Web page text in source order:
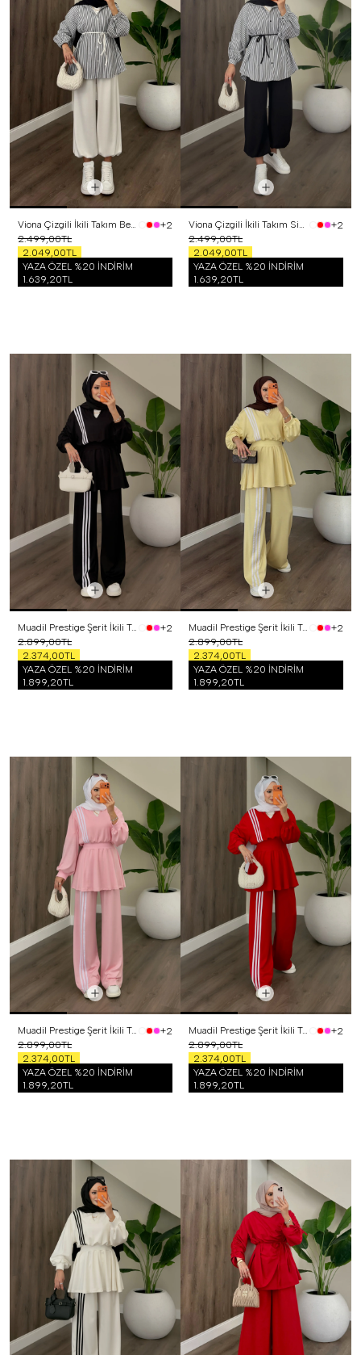
Viona Çizgili İkili Takım Beyaz
+2
2.499,00TL
2.049,00TL
YAZA ÖZEL %20 İNDİRİM
1.639,20TL
Viona Çizgili İkili Takım Siyah
+2
2.499,00TL
2.049,00TL
YAZA ÖZEL %20 İNDİRİM
1.639,20TL
Muadil Prestige Şerit İkili Takım Siyah
+2
2.899,00TL
2.374,00TL
YAZA ÖZEL %20 İNDİRİM
1.899,20TL
Muadil Prestige Şerit İkili Takım Sarı
+2
2.899,00TL
2.374,00TL
YAZA ÖZEL %20 İNDİRİM
1.899,20TL
Muadil Prestige Şerit İkili Takım Pembe
+2
2.899,00TL
2.374,00TL
YAZA ÖZEL %20 İNDİRİM
1.899,20TL
Muadil Prestige Şerit İkili Takım Kırmızı
+2
2.899,00TL
2.374,00TL
YAZA ÖZEL %20 İNDİRİM
1.899,20TL